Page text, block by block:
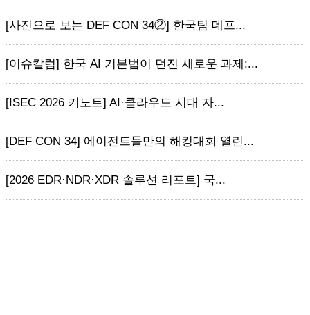
[사진으로 보는 DEF CON 34②] 한국팀 데프...
[이슈칼럼] 한국 AI 기본법이 던진 새로운 과제:...
[ISEC 2026 키노트] AI·클라우드 시대 자...
[DEF CON 34] 에이전트들만의 해킹대회 열린...
[2026 EDR·NDR·XDR 솔루션 리포트] 국...